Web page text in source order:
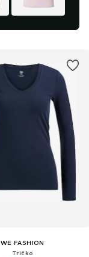
WE FASHION
Tričko